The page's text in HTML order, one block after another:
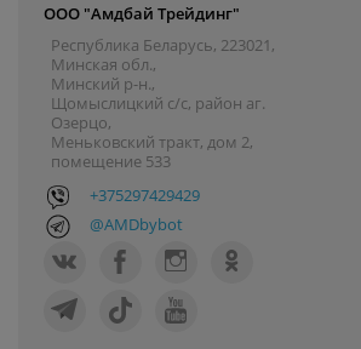
ООО "Амдбай Трейдинг"
Республика Беларусь, 223021,
Минская обл.,
Минский р-н.,
Щомыслицкий с/с, район аг.
Озерцо,
Меньковский тракт, дом 2,
помещение 533
+375297429429
@AMDbybot